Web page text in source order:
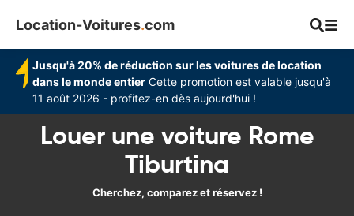
Location-Voitures.com
Jusqu'à 20% de réduction sur les voitures de location
dans le monde entier Cette promotion est valable jusqu'à
11 août 2026 - profitez-en dès aujourd'hui !
Louer une voiture Rome
Tiburtina
Cherchez, comparez et réservez !